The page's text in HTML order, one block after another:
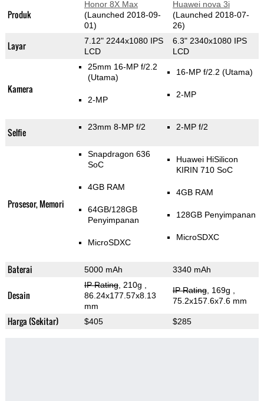
Produk
Honor 8X Max
(Launched 2018-09-
01)
Huawei nova 3i
(Launched 2018-07-
26)
Layar
7.12" 2244x1080 IPS
LCD
6.3" 2340x1080 IPS
LCD
Kamera
25mm 16-MP f/2.2
(Utama)
2-MP
16-MP f/2.2 (Utama)
2-MP
Selfie 23mm 8-MP f/2 2-MP f/2
Prosesor, Memori
Snapdragon 636
SoC
4GB RAM
64GB/128GB
Penyimpanan
MicroSDXC
Huawei HiSilicon
KIRIN 710 SoC
4GB RAM
128GB Penyimpanan
MicroSDXC
Baterai 5000 mAh 3340 mAh
Desain
IP Rating, 210g
86.24x177.57x8.13
mm
IP Rating, 169g
75.2x157.6x7.6 mm
Harga (Sekitar) $405 $285